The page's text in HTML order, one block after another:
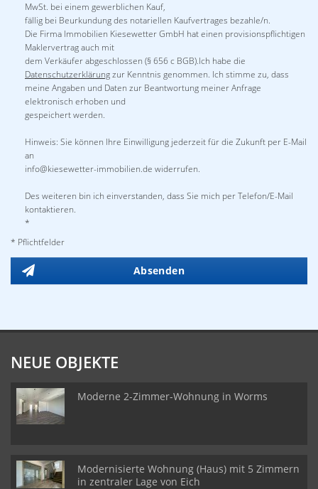
MwSt. bei einem gewerblichen Kauf,
fällig bei Beurkundung des notariellen Kaufvertrages bezahle/n.
Die Firma Immobilien Kiesewetter GmbH hat einen provisionspflichtigen
Maklervertrag auch mit
dem Verkäufer abgeschlossen (§ 656 c BGB).Ich habe die
Datenschutzerklärungzur Kenntnis genommen. Ich stimme zu, dass
meine Angaben und Daten zur Beantwortung meiner Anfrage
elektronisch erhoben und
gespeichert werden.
Hinweis: Sie können Ihre Einwilligung jederzeit für die Zukunft per E-Mail
an
info@kiesewetter-immobilien.de widerrufen.
Des weiteren bin ich einverstanden, dass Sie mich per Telefon/E-Mail
kontaktieren.
*
* Pflichtfelder
Absenden
NEUE OBJEKTE
Moderne 2-Zimmer-Wohnung in Worms
Modernisierte Wohnung (Haus) mit 5 Zimmern
in zentraler Lage von Eich